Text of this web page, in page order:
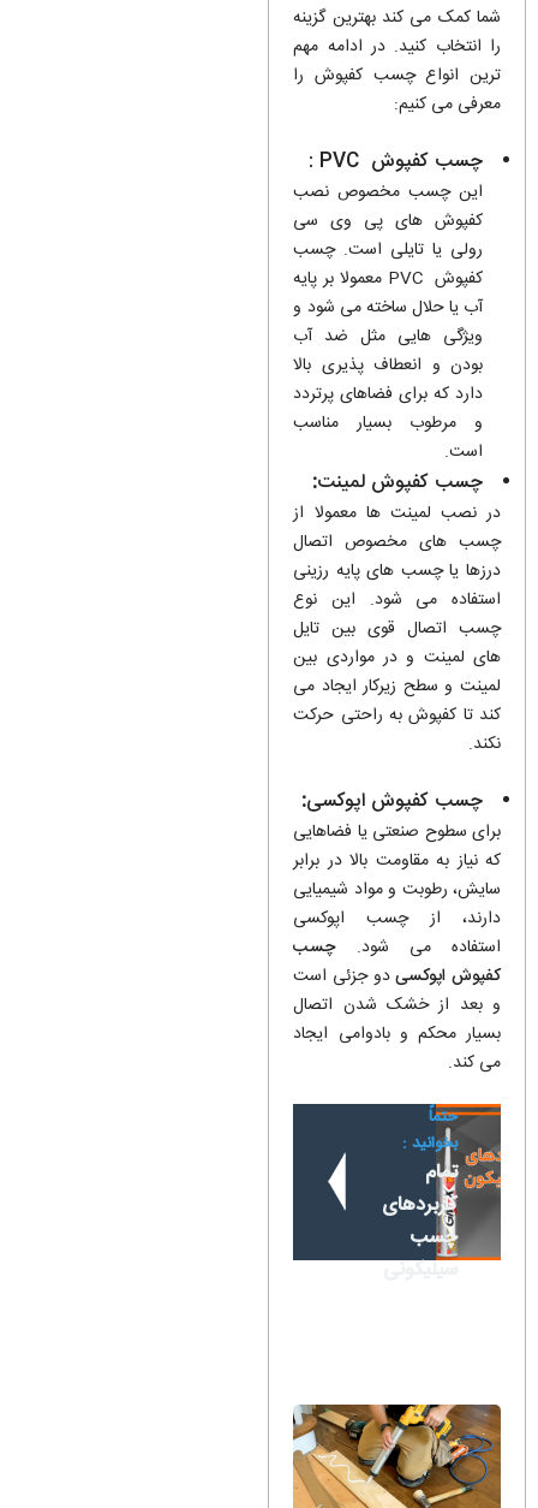
شما کمک می کند بهترین گزینه
را انتخاب کنید. در ادامه مهم
ترین انواع چسب کفپوش را
معرفی می کنیم:
چسب کفپوش
این چسب مخصوص نصب
کفپوش های پی وی سی
رولی یا تایلی است. چسب
کفپوش PVC معمولا بر پایه
آب یا حلال ساخته می شود و
ویژگی هایی مثل ضد آب
بودن و انعطاف پذیری بالا
دارد که برای فضاهای پرتردد
و مرطوب بسیار مناسب
است.
چسب کفپوش لمینت:
در نصب لمینت ها معمولا از
چسب های مخصوص اتصال
درزها یا چسب های پایه رزینی
استفاده می شود. این نوع
چسب اتصال قوی بین تایل
های لمینت و در مواردی بین
لمینت و سطح زیرکار ایجاد می
کند تا کفپوش به راحتی حرکت
نکند.
چسب کفپوش اپوکسی:
برای سطوح صنعتی یا فضاهایی
که نیاز به مقاومت بالا در برابر
سایش، رطوبت و مواد شیمیایی
دارند، از چسب اپوکسی
استفاده می شود.چسب
کفپوش اپوکسیدو جزئی است
و بعد از خشک شدن اتصال
بسیار محکم و بادوامی ایجاد
می کند.
حتماً
بخوانید :
تمام
کاربردهای
چسب
سیلیکونی